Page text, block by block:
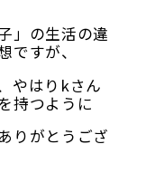
」の生活の違
ですが、
やはりkさん
持つように
りがとうござ